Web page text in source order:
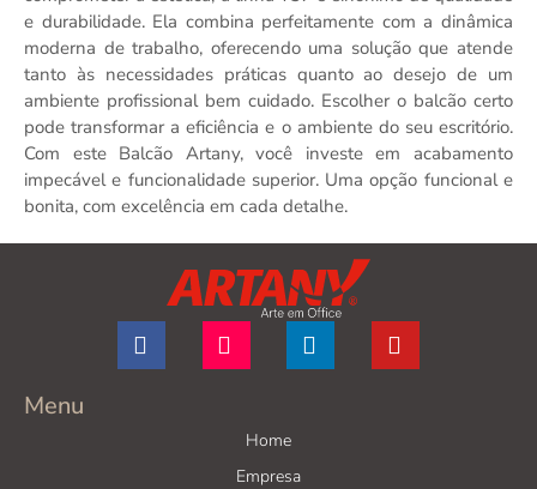
e durabilidade. Ela combina perfeitamente com a dinâmica
moderna de trabalho, oferecendo uma solução que atende
tanto às necessidades práticas quanto ao desejo de um
ambiente profissional bem cuidado. Escolher o balcão certo
pode transformar a eficiência e o ambiente do seu escritório.
Com este Balcão Artany, você investe em acabamento
impecável e funcionalidade superior. Uma opção funcional e
bonita, com excelência em cada detalhe.
Menu
Home
Empresa